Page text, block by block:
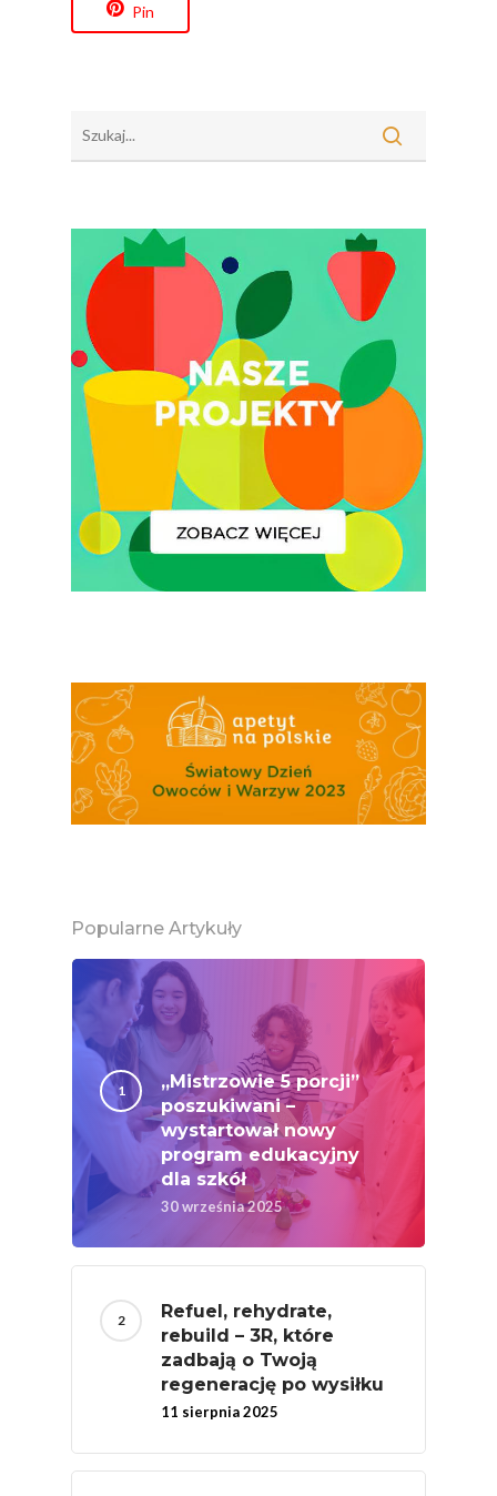
Pin
Popularne Artykuły
„Mistrzowie 5 porcji”
poszukiwani –
wystartował nowy
program edukacyjny
dla szkół
30 września 2025
Refuel, rehydrate,
rebuild – 3R, które
zadbają o Twoją
regenerację po wysiłku
11 sierpnia 2025
Nutriscore Fakty
Federacja
Związków
Rolnych – Ziemniaki
Jedz Owoce I
Nich Największa
Festiwal Młody
Ziemniak
Jemy Eko Warzywa I
Owoce
Chrup Owoce, Jedz
Warzywa – To Na
Świetnie Wpływa
Warzywa I Owoce
Wydarzenia
Badania